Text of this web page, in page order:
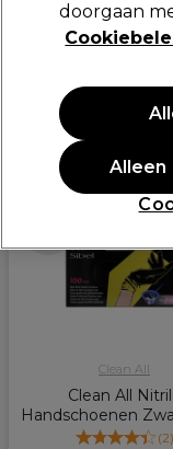
PROMOTIE
Clean All
Clean All
Handschoenen
(2)
doorgaan
Alleen